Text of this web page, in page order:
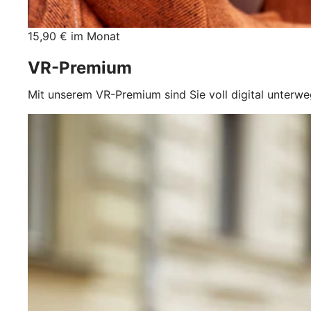
15,90 € im Monat
VR-Premium
Mit unserem VR-Premium sind Sie voll digital